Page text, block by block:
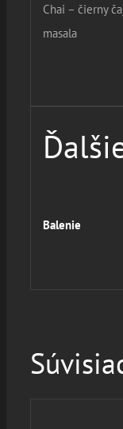
Chai – čierny
masala
Balenie